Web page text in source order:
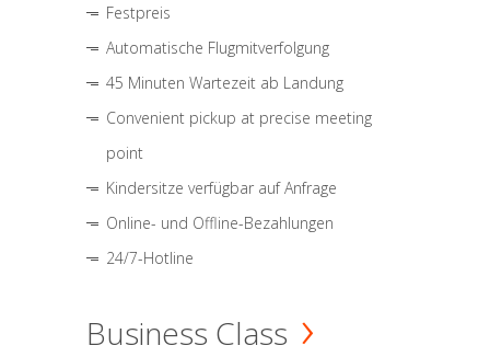
Festpreis
Automatische Flugmitverfolgung
45 Minuten Wartezeit ab Landung
Convenient pickup at precise meeting
point
Kindersitze verfügbar auf Anfrage
Online- und Offline-Bezahlungen
24/7-Hotline
Business Class